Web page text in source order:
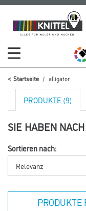
Zum
Inhalt
Zum
Navigationsmenü
Startseite alligator
PRODUKTE (9)
SIE HABEN
Sortieren nach:
PRODUKTE